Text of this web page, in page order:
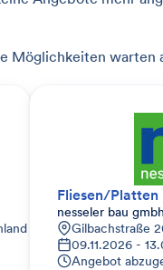
Möglichkeiten warten
Fliesen/Platten
nesseler bau gmbh
Gilbachstraße
09.11.2026 -
Angebot